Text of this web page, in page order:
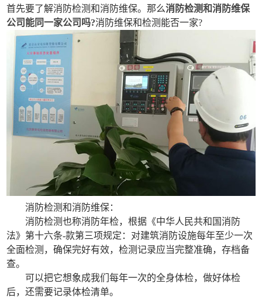
首先要了解消防检测和消防维保。那么消防检测和消防维保
公司能同一家公司吗?消防维保和检测能否一家?
消防检测和消防维保：
消防检测也称消防年检，根据《中华人民共和国消防
法》第十六条-款第三项规定：对建筑消防设施每年至少一次
全面检测，确保完好有效，检测记录应当完整准确，存档备
查。
可以把它想象成我们每年一次的全身体检，做好体检
后，还需要记录体检清单。